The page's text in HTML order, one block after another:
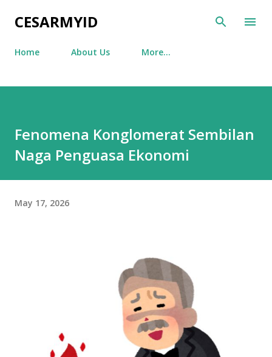
Skip to main content
CESARMYID
Home About Us More…
Fenomena Konglomerat Sembilan
Naga Penguasa Ekonomi
May 17, 2026